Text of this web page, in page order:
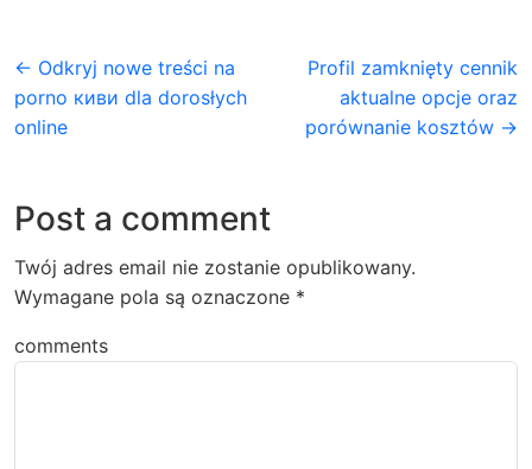
← Odkryj nowe treści na
porno киви dla dorosłych
online
Profil zamknięty cennik
aktualne opcje oraz
porównanie kosztów →
Post a comment
Twój adres email nie zostanie opublikowany.
Wymagane pola są oznaczone *
comments